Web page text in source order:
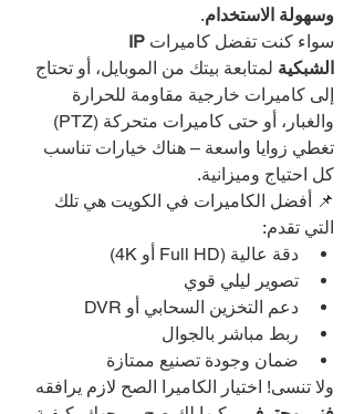
وسهولة الاستخدام.
سواء كنت تفضل كاميرات
الشبكية لمتابعة بيتك من الموبايل، أو تحتاج
إلى كاميرات خارجية مقاومة للحرارة
والغبار، أو حتى كاميرات متحركة (PTZ)
تغطي زوايا واسعة – هناك خيارات تناسب
كل احتياج وميزانية.
📌 أفضل الكاميرات في الكويت هي تلك
التي تقدم:
دقة عالية (Full HD أو 4K)
تصوير ليلي قوي
دعم التخزين السحابي أو DVR
ربط مباشر بالجوال
ضمان وجودة تصنيع ممتازة
ولا تنسى! اختيار الكاميرا الصح لازم يرافقه